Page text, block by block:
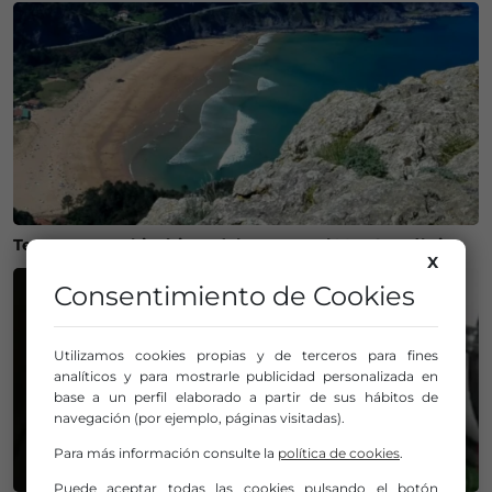
Temperaturas históricas del agua en el Mar Cantábrico
X
Consentimiento de Cookies
Utilizamos cookies propias y de terceros para fines
analíticos y para mostrarle publicidad personalizada en
base a un perfil elaborado a partir de sus hábitos de
navegación (por ejemplo, páginas visitadas).
Para más información consulte la política de cookies.
Puede aceptar todas las cookies pulsando el botón